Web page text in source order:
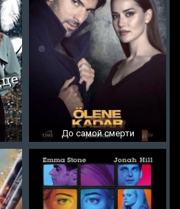
До самой смерти